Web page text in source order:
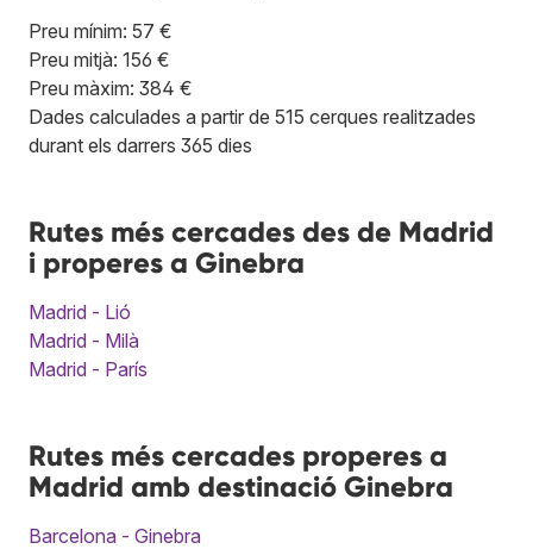
Preu mínim: 57 €
Preu mitjà: 156 €
Preu màxim: 384 €
Dades calculades a partir de 515 cerques realitzades
durant els darrers 365 dies
Rutes més cercades des de Madrid
i properes a Ginebra
Madrid - Lió
Madrid - Milà
Madrid - París
Rutes més cercades properes a
Madrid amb destinació Ginebra
Barcelona - Ginebra